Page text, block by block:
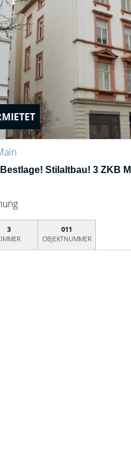
Bestlage! Stilaltbau! 3 ZKB
3
011
OBJEKTNUMMER